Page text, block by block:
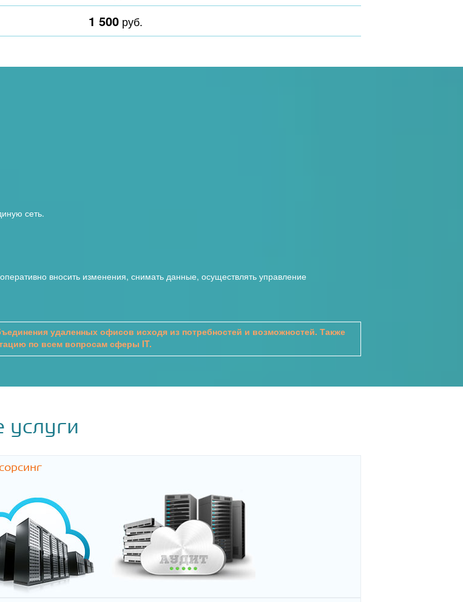
1 500 руб.
сеть.
вносить изменения, снимать данные, осуществлять управление
удаленных офисов исходя из потребностей и возможностей. Также
по всем вопросам сферы IT.
услуги